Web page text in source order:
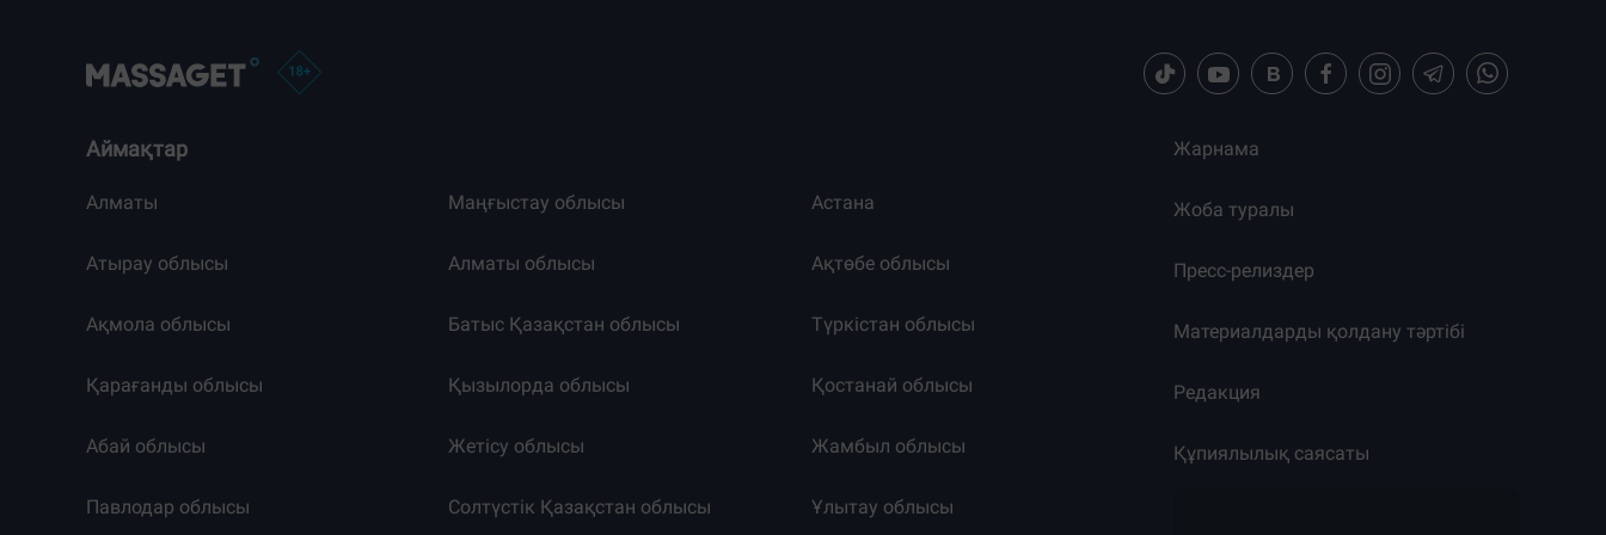
Аймақтар
Алматы Маңғыстау облысы Астана
Атырау облысы Алматы облысы Ақтөбе облысы
Ақмола облысы Батыс Қазақстан облысы Түркістан облысы
Қарағанды облысы Қызылорда облысы Қостанай облысы
Абай облысы Жетісу облысы Жамбыл облысы
Павлодар облысы Солтүстік Қазақстан облысы Ұлытау облысы
Жарнама
Жоба туралы
Пресс-релиздер
Материалдарды қолдану тәртібі
Редакция
Құпиялылық саясаты